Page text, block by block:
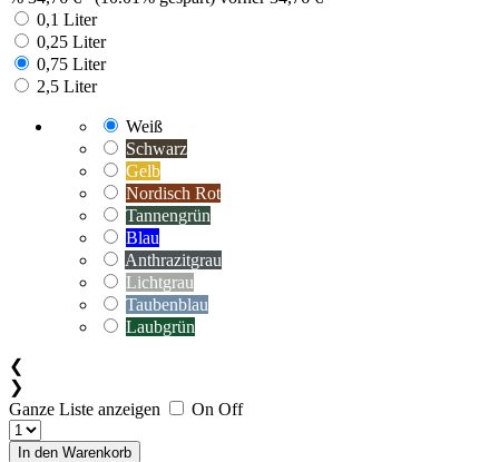
0,1 Liter
0,25 Liter
0,75 Liter
2,5 Liter
Weiß
Schwarz
Gelb
Nordisch Rot
Tannengrün
Blau
Anthrazitgrau
Lichtgrau
Taubenblau
Laubgrün
❮
❯
Ganze Liste anzeigen
On Off
In den Warenkorb